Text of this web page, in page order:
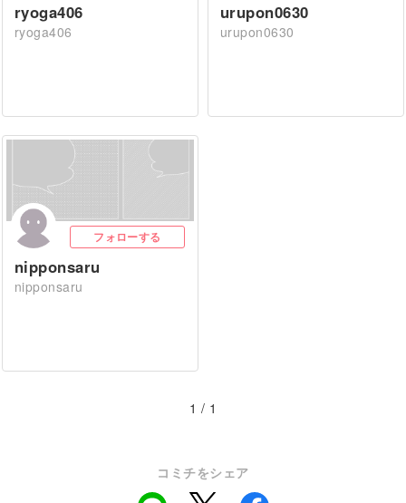
ryoga406
ryoga406
urupon0630
urupon0630
フォローする
nipponsaru
nipponsaru
1 / 1
コミチをシェア